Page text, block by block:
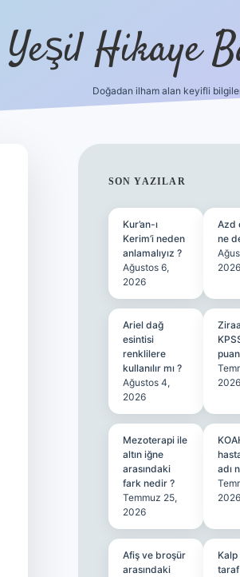
Yeşil Hikaye
Doğadan ilham alan keyifli
SIDEBAR
SON YAZILAR
Kur’an-ı
Kerim’i neden
anlamalıyız ?
Ağustos 6,
2026
Azd
ne
2026
Ariel dağ
esintisi
renklilere
kullanılır mı ?
Ağustos 4,
2026
2026
Mezoterapi ile
altın iğne
arasındaki
fark nedir ?
Temmuz 25,
2026
adı
2026
Afiş ve broşür
arasındaki